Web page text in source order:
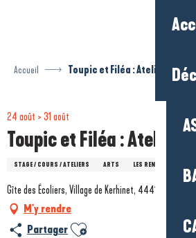
Accueil Toupic et Filéa : Atelier
24 août > 31 août
Toupic et Filéa : Atelier
STAGE / COURS / ATELIERS ARTS LES RENDEZ-VOUS DU
Gîte des Écoliers, Village de Kerhinet, 44410 Saint-
M'y rendre
Partager Ajouter aux favoris